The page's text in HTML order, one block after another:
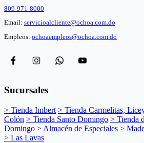
809-971-8000
Email: servicioalcliente@ochoa.com.do
Empleos: ochoaempleos@ochoa.com.do
Sucursales
> Tienda Imbert > Tienda Carmelitas,
Colón > Tienda Santo Domingo > Tienda
Domingo > Almacén de Especiales >
> Las Lavas